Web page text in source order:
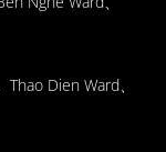
Dien Ward、